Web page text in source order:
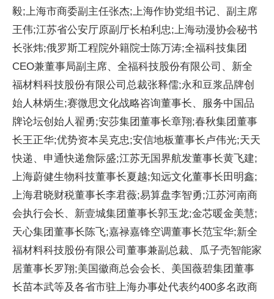
毅;上海市商委副 主任张杰;上海作协党组书记、副 主席
王伟;江苏省公安厅原副厅长柏利忠;上海动漫协会秘书
长张炜;俄罗斯工程院外籍院士陈万涛;全福科技集团
CEO兼董事局副 主席、全福科技股份有限公司、新全
福材料科技股份有限公司 总裁张释儒;永和豆浆品牌创
始人林炳生;赛微思文化战略咨询董事长、服务中国品
牌论坛创始人翟勇;安莎集团董事长章翔;春秋集团董事
长王正华;优势资本吴克忠;安信地板董事长卢伟光;天天
快递、申通快递詹际盛;江苏无国界航发董事长黄飞建;
上海蔚健生物科技董事长夏越;知远文化董事长田明鑫;
上海君晓财税董事长李君薇;易算盘李智勇;江苏河南商
会执行会长、新壹城集团董事长郭玉龙;金芯暖金美慧;
天心集团董事长陈飞;嘉禄嘉锋空调董事长范宝华;新全
福材料科技股份有限公司董事兼副 总裁、瓜子壳智能家
居董事长罗翔;美国徽商总会会长、美国薇碧集团董事
长苗本武等及各省市驻上海办事处代表约400多名政商